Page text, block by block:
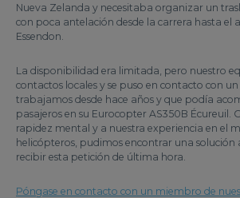
Nueva Zelanda y necesitaba organizar un
con poca antelación desde la carrera hasta el
Essendon.
La disponibilidad era limitada, pero nuestro
contactos locales y se puso en contacto con
trabajamos desde hace años y que podía
pasajeros en su Eurocopter AS350B Écureuil.
rapidez mental y a nuestra experiencia en el
helicópteros, pudimos encontrar una solución
recibir esta petición de última hora.
Póngase en contacto con un miembro de